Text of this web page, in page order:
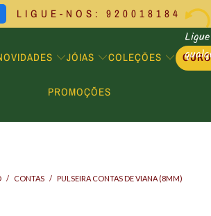
LIGUE-NOS: 920018184
JÓIAS COLEÇÕES
PROMOÇÕES
/ CONTAS / PULSEIRA CONTAS DE VIANA (8MM)